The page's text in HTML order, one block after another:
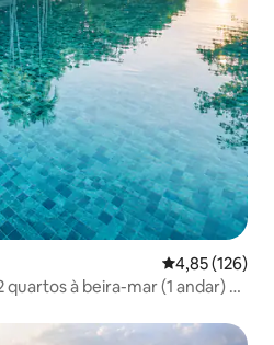
4,85 de uma
4,85 (126)
à beira-mar (1 andar) a